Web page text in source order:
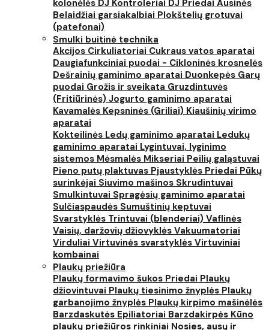
kolonėlės DJ Kontroleriai DJ Priedai Ausinės
Belaidžiai garsiakalbiai Plokštelių grotuvai
(patefonai)
Smulki buitinė technika
Akcijos Cirkuliatoriai Cukraus vatos aparatai
Daugiafunkciniai puodai - Cikloninės krosnelės
Dešrainių gaminimo aparatai Duonkepės Garų
puodai Grožis ir sveikata Gruzdintuvės
(Fritiūrinės) Jogurto gaminimo aparatai
Kavamalės Kepsninės (Griliai) Kiaušinių virimo
aparatai
Kokteilinės Ledų gaminimo aparatai Ledukų
gaminimo aparatai Lygintuvai, lyginimo
sistemos Mėsmalės Mikseriai Peilių galąstuvai
Pieno putų plaktuvas Pjaustyklės Priedai Pūkų
surinkėjai Siuvimo mašinos Skrudintuvai
Smulkintuvai Spragėsių gaminimo aparatai
Sulčiaspaudės Sumuštinių keptuvai
Svarstyklės Trintuvai (blenderiai) Vaflinės
Vaisių, daržovių džiovyklės Vakuumatoriai
Virduliai Virtuvinės svarstyklės Virtuviniai
kombainai
Plaukų priežiūra
Plaukų formavimo šukos Priedai Plaukų
džiovintuvai Plaukų tiesinimo žnyplės Plaukų
garbanojimo žnyplės Plaukų kirpimo mašinėlės
Barzdaskutės Epiliatoriai Barzdakirpės Kūno
plaukų priežiūros rinkiniai Nosies, ausų ir